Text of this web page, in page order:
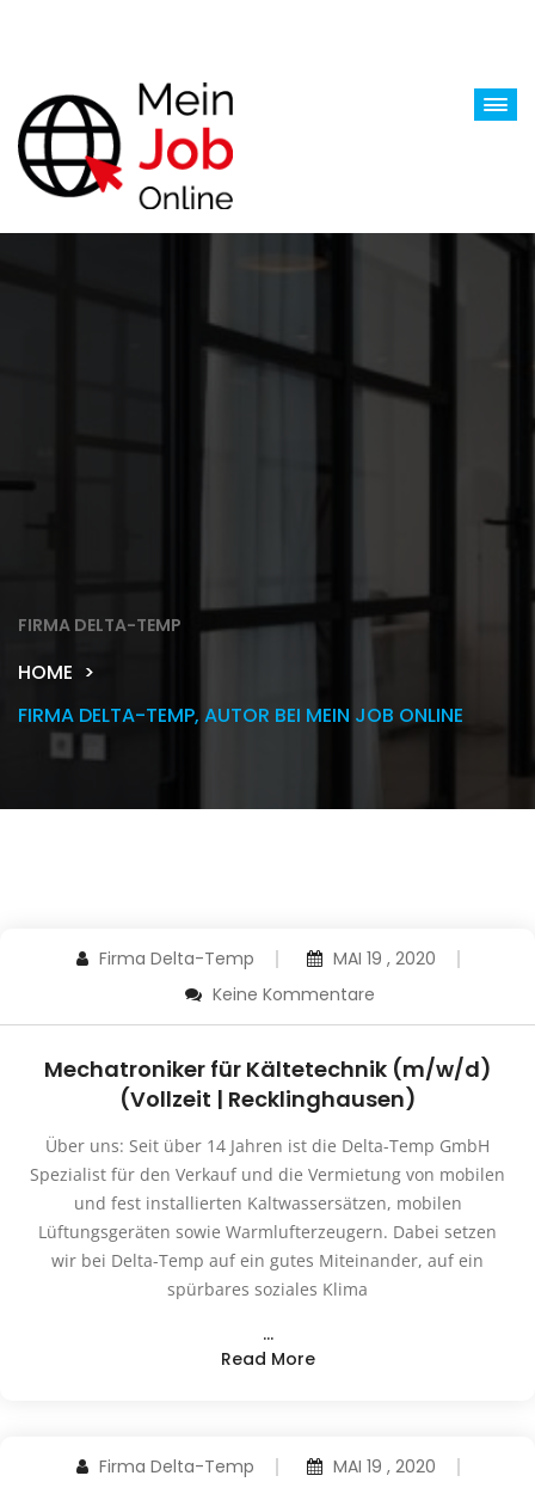
FIRMA DELTA-TEMP
HOME
FIRMA DELTA-TEMP, AUTOR BEI MEIN JOB ONLINE
Firma Delta-Temp
MAI 19 , 2020
Keine Kommentare
Mechatroniker für Kältetechnik (m/w/d)
(Vollzeit | Recklinghausen)
Über uns: Seit über 14 Jahren ist die Delta-Temp GmbH
Spezialist für den Verkauf und die Vermietung von mobilen
und fest installierten Kaltwassersätzen, mobilen
Lüftungsgeräten sowie Warmlufterzeugern. Dabei setzen
wir bei Delta-Temp auf ein gutes Miteinander, auf ein
spürbares soziales Klima
…
Read More
Firma Delta-Temp
MAI 19 , 2020